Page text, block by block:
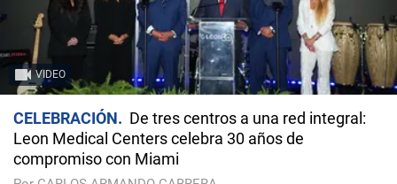
VIDEO
CELEBRACIÓN
De tres centros a una red integral:
Leon Medical Centers celebra 30 años de
compromiso con Miami